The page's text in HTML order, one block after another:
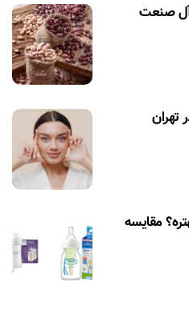
صنعت
مقایسه